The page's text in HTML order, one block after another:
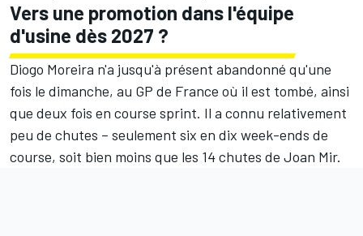
Vers une promotion dans l'équipe
d'usine dès 2027 ?
Diogo Moreira n'a jusqu'à présent abandonné qu'une
fois le dimanche, au GP de France où il est tombé, ainsi
que deux fois en course sprint. Il a connu relativement
peu de chutes – seulement six en dix week-ends de
course, soit bien moins que les 14 chutes de Joan Mir.